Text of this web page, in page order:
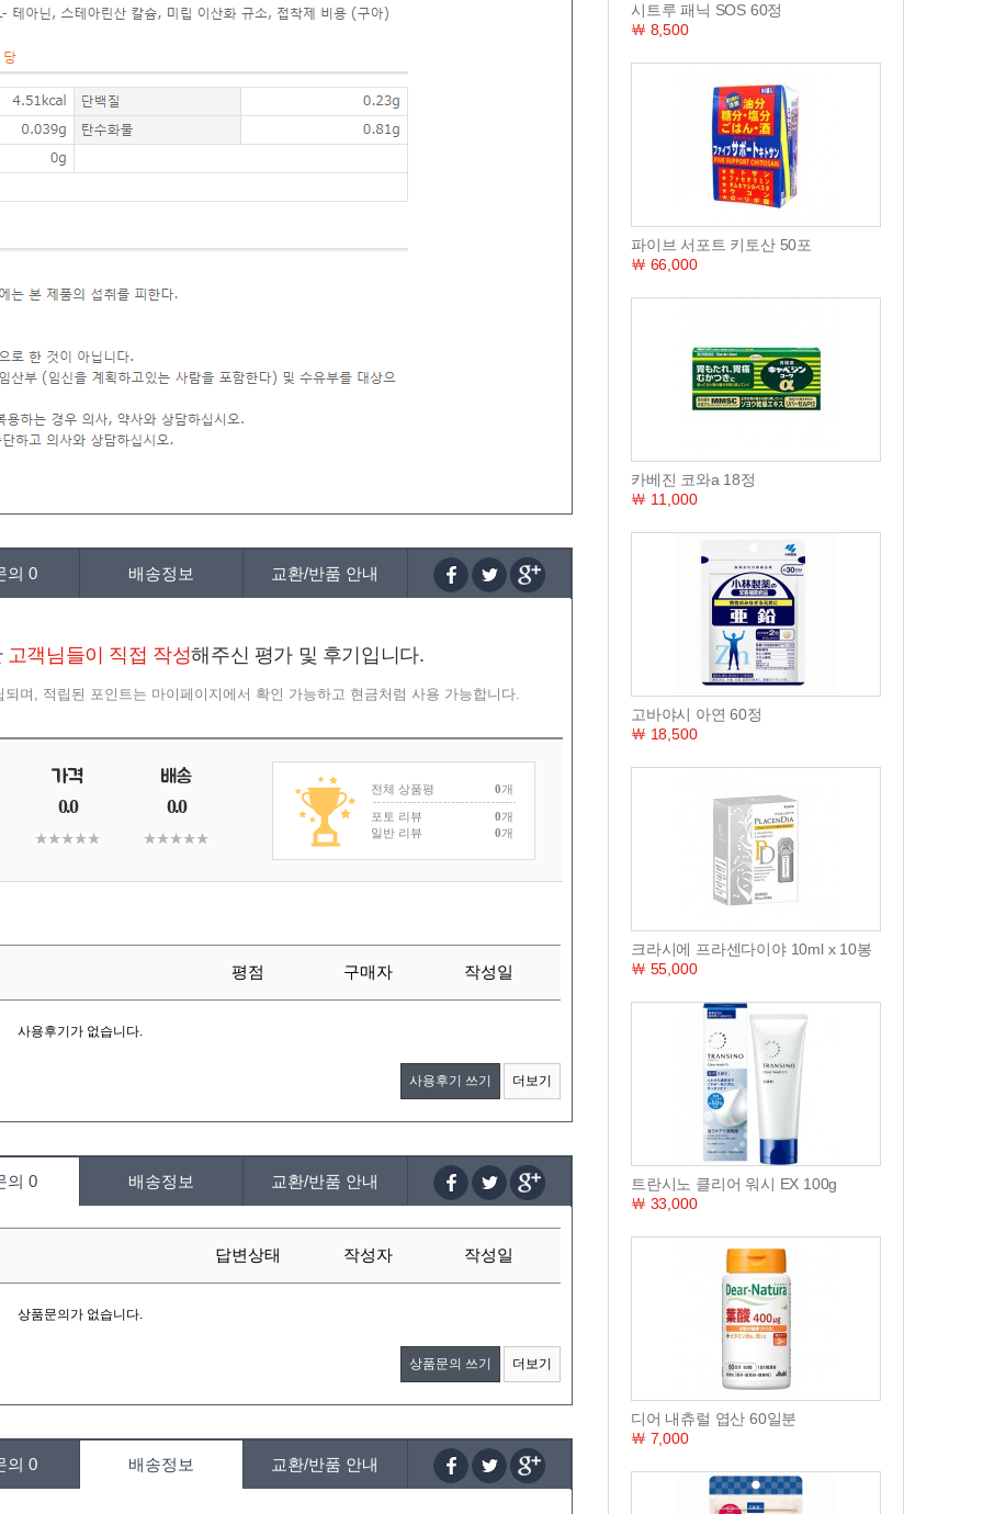
의 0 배송정보 교환/반품 안내
고객님들이 직접 작성해주신 평가 및 후기입니다.
며, 적립된 포인트는 마이페이지에서 확인 가능하고 현금처럼 사용 가능합니다.
0.0 0.0
전체 상품평 0개
포토 리뷰 0개
일반 리뷰
0개
평점 구매자 작성일
사용후기가 없습니다.
사용후기 쓰기 더보기
의 0 배송정보 교환/반품 안내
답변상태 작성자 작성일
상품문의가 없습니다.
상품문의 쓰기 더보기
의 0 배송정보 교환/반품 안내
시트루 패닉 SOS 60정
￦ 8,500
파이브 서포트 키토산 50포
￦ 66,000
카베진 코와a 18정
￦ 11,000
고바야시 아연 60정
￦ 18,500
크라시에 프라센다이야 10ml x 10봉
￦ 55,000
트란시노 클리어 워시 EX 100g
￦ 33,000
디어 내츄럴 엽산 60일분
￦ 7,000